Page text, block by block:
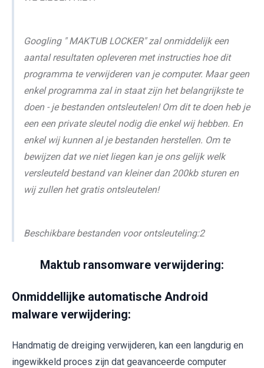
Googling " MAKTUB LOCKER" zal onmiddelijk een
aantal resultaten opleveren met instructies hoe dit
programma te verwijderen van je computer. Maar geen
enkel programma zal in staat zijn het belangrijkste te
doen - je bestanden ontsleutelen! Om dit te doen heb je
een een private sleutel nodig die enkel wij hebben. En
enkel wij kunnen al je bestanden herstellen. Om te
bewijzen dat we niet liegen kan je ons gelijk welk
versleuteld bestand van kleiner dan 200kb sturen en
wij zullen het gratis ontsleutelen!
Beschikbare bestanden voor ontsleuteling:2
Maktub ransomware verwijdering:
Onmiddellijke automatische Android
malware verwijdering:
Handmatig de dreiging verwijderen, kan een langdurig en
ingewikkeld proces zijn dat geavanceerde computer